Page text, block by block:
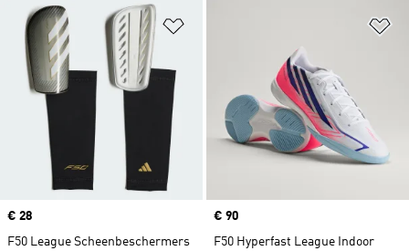
Price
€ 28
F50 League Scheenbeschermers
Price
€ 90
F50 Hyperfast League Indoor